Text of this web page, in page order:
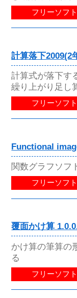
フリーソフト
計算落下2009(2
計算式が落下す
繰り上がり足し
フリーソフト
Functional
関数グラフソフ
フリーソフト
覆面かけ算
かけ算の筆算の
る
フリーソフト